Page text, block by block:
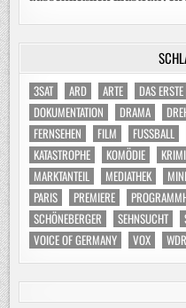
3SAT ARD ARTE DAS ERSTE
DOKUMENTATION
DRAMA
FERNSEHEN
FILM FUSSBALL
KATASTROPHE
KOMÖDIE KRIMI
MARKTANTEIL
MEDIATHEK
PARIS
PREMIERE
SCHÖNEBERGER
SEHNSUCHT
VOICE OF GERMANY
VOX WDR